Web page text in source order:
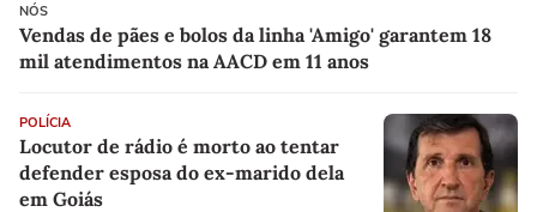
NÓS
Vendas de pães e bolos da linha 'Amigo' garantem 18
mil atendimentos na AACD em 11 anos
POLÍCIA
Locutor de rádio é morto ao tentar
defender esposa do ex-marido dela
em Goiás